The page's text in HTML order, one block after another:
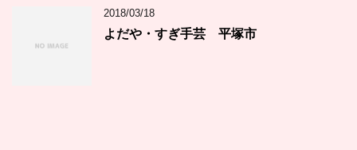
2018/03/18
よだや・すぎ手芸 平塚市